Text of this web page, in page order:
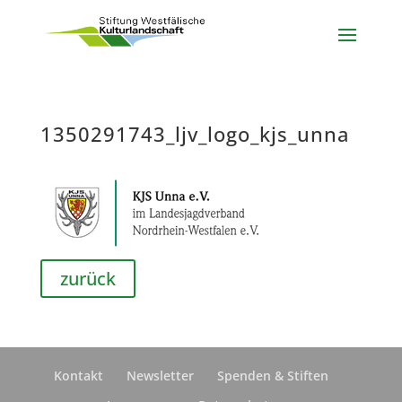
1350291743_ljv_logo_kjs_unna
zurück
Kontakt Newsletter
Spenden & Stiften